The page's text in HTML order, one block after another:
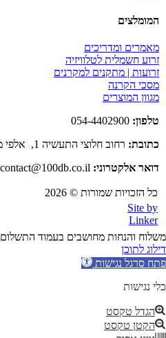
המומלצים
מאמרים ומדריכים
זרוע חשמלית לטלוויזיה
זרועות | מתקנים למקרנים
מסכי הקרנה
מגוון המוצרים
טלפון:
כתובת: רחוב חלוצי התעשיה 1, אלפי מנשה
דואר אלקטרוני:
כל הזכויות שמורות © 2026
Site by
Linker
משלוח והנחות מחושבים בעמוד התשלום
דילוג לתוכן
פתח סרגל נגישות
כלי נגישות
הגדל טקסט
הקטן טקסט